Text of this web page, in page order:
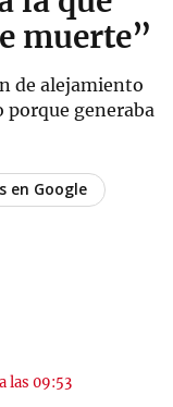
muerte”
de alejamiento
generaba
las 09:53
en Google